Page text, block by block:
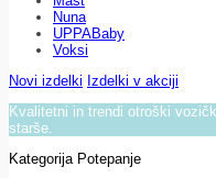
Nuna
UPPABaby
Voksi
Novi izdelki Izdelki v akciji
Kvalitetni in trendi otroški
starše.
Kategorija Potepanje